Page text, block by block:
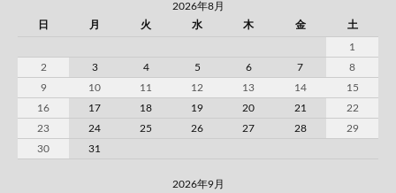
2026年8月
日
月 火 水 木 金 土
1
2
3 4 5 6 7
8
9
10 11 12 13 14
15
16
17 18 19 20 21
22
23
24 25 26 27 28
29
30
31
2026年9月